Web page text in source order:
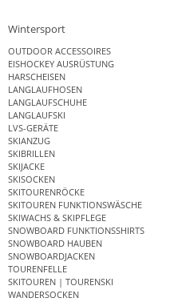
Wintersport
OUTDOOR ACCESSOIRES
EISHOCKEY AUSRÜSTUNG
HARSCHEISEN
LANGLAUFHOSEN
LANGLAUFSCHUHE
LANGLAUFSKI
LVS-GERÄTE
SKIANZUG
SKIBRILLEN
SKIJACKE
SKISOCKEN
SKITOURENRÖCKE
SKITOUREN FUNKTIONSWÄSCHE
SKIWACHS & SKIPFLEGE
SNOWBOARD FUNKTIONSSHIRTS
SNOWBOARD HAUBEN
SNOWBOARDJACKEN
TOURENFELLE
SKITOUREN | TOURENSKI
WANDERSOCKEN